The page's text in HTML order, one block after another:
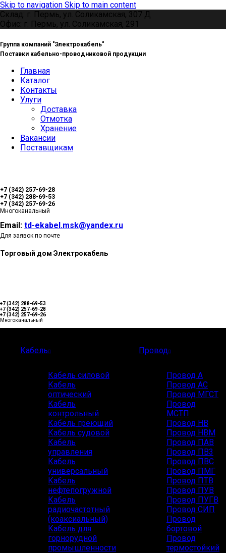
Skip to navigation Skip to main content
Склад: г. Пермь, ул. Соликамская, 307 Д
Офис: г. Пермь, ул. Соликамская, 291
Группа компаний "Электрокабель"
Поставки кабельно-проводниковой продукции
Главная
Каталог
Контакты
Улуги
Доставка
Отмотка
Хранение
Вакансии
Поставщикам
+7 (342) 257-69-28
+7 (342) 288-69-53
+7 (342) 257-69-26
Многоканальный
Email: td-ekabel.msk@yandex.ru
Для заявок по почте
Торговый дом Электрокабель
+7 (342) 288-69-53
+7 (342) 257-69-28
+7 (342) 257-69-26
Многоканальный
Кабель
Кабель силовой
Кабель
оптический
Кабель
контрольный
Кабель греющий
Кабель судовой
Кабель
управления
Кабель
универсальный
Кабель
нефтепогружной
Кабель
радиочастотный
(коаксиальный)
Кабель для
горнорудной
промышленности
Провод
Провод А
Провод АС
Провод МГСТ
Провод
МСТП
Провод НВ
Провод НВМ
Провод ПАВ
Провод ПВ3
Провод ПВС
Провод ПМГ
Провод ПТВ
Провод ПУВ
Провод ПУГВ
Провод СИП
Провод
бортовой
Провод
термостойкий